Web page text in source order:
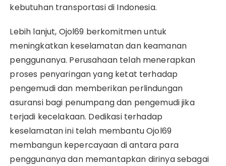
kebutuhan transportasi di Indonesia.
Lebih lanjut, Ojol69 berkomitmen untuk
meningkatkan keselamatan dan keamanan
penggunanya. Perusahaan telah menerapkan
proses penyaringan yang ketat terhadap
pengemudi dan memberikan perlindungan
asuransi bagi penumpang dan pengemudi jika
terjadi kecelakaan. Dedikasi terhadap
keselamatan ini telah membantu Ojol69
membangun kepercayaan di antara para
penggunanya dan memantapkan dirinya sebagai